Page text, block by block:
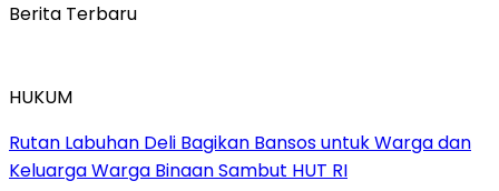
Berita Terbaru
HUKUM
Rutan Labuhan Deli Bagikan Bansos untuk Warga dan
Keluarga Warga Binaan Sambut HUT RI